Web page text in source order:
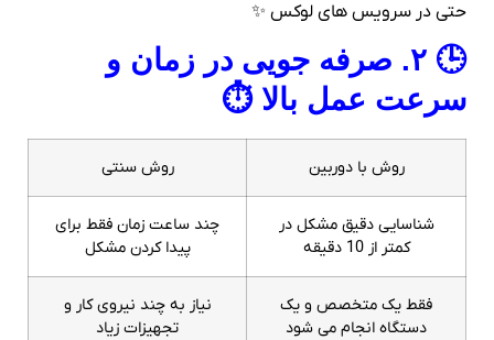
حتی در سرویس‌ های لوکس ✨
🕒 ۲. صرفه‌ جویی در زمان و
سرعت عمل بالا ⏱
روش با دوربین روش سنتی
شناسایی دقیق مشکل در
کمتر از 10 دقیقه
چند ساعت زمان فقط برای
پیدا کردن مشکل
فقط یک متخصص و یک
دستگاه انجام می شود
نیاز به چند نیروی کار و
تجهیزات زیاد